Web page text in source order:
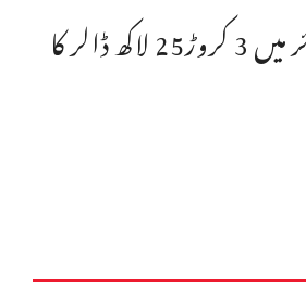
ملکی زر مبادلہ ذخائر میں 3 کروڑ25 لاکھ ڈالر کا